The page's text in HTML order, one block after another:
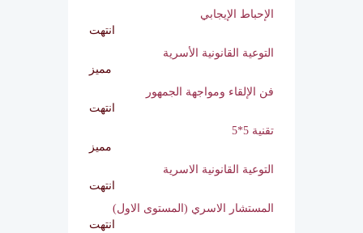
تخطي مرحلة ما بعد الطلاق
انتهت
الإحباط الإيجابي
انتهت
التوعية القانونية الأسرية
مميز
فن الإلقاء ومواجهة الجمهور
انتهت
تقنية 5*5
مميز
التوعية القانونية الاسرية
انتهت